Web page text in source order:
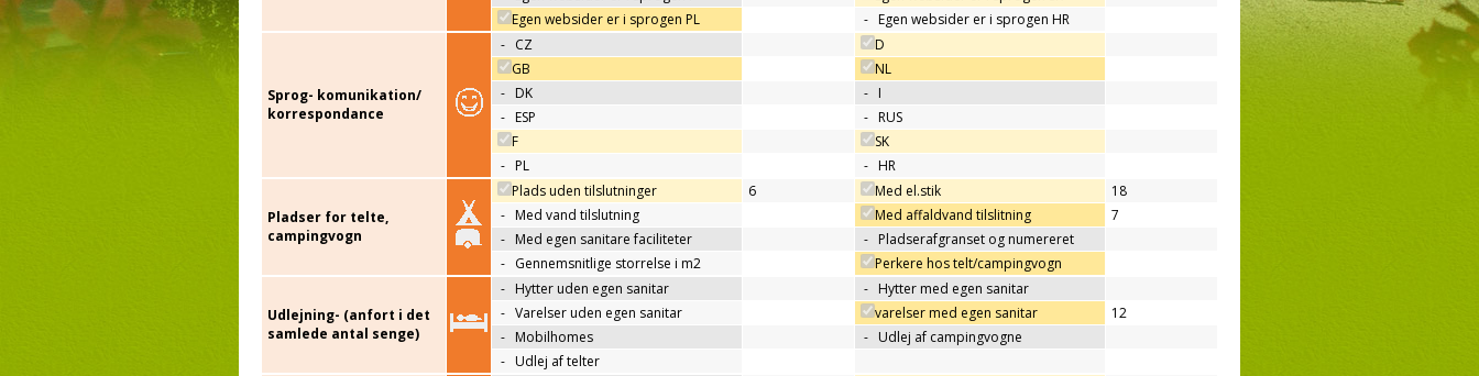
Egen websider er i sprogen PL
- Egen websider er i sprogen HR
Sprog- komunikation/
korrespondance
- CZ
D
GB
NL
- DK - I
- ESP - RUS
F
SK
- PL - HR
Pladser for telte,
campingvogn
Plads uden tilslutninger 6 Med el.stik
18
- Med vand tilslutning Med affaldvand tilslitning
7
- Med egen sanitare faciliteter - Pladserafgranset og numereret
- Gennemsnitlige storrelse i m2 Perkere hos telt/campingvogn
Udlejning- (anfort i det
samlede antal senge)
- Hytter uden egen sanitar - Hytter med egen sanitar
- Varelser uden egen sanitar varelser med egen sanitar
12
- Mobilhomes - Udlej af campingvogne
- Udlej af telter